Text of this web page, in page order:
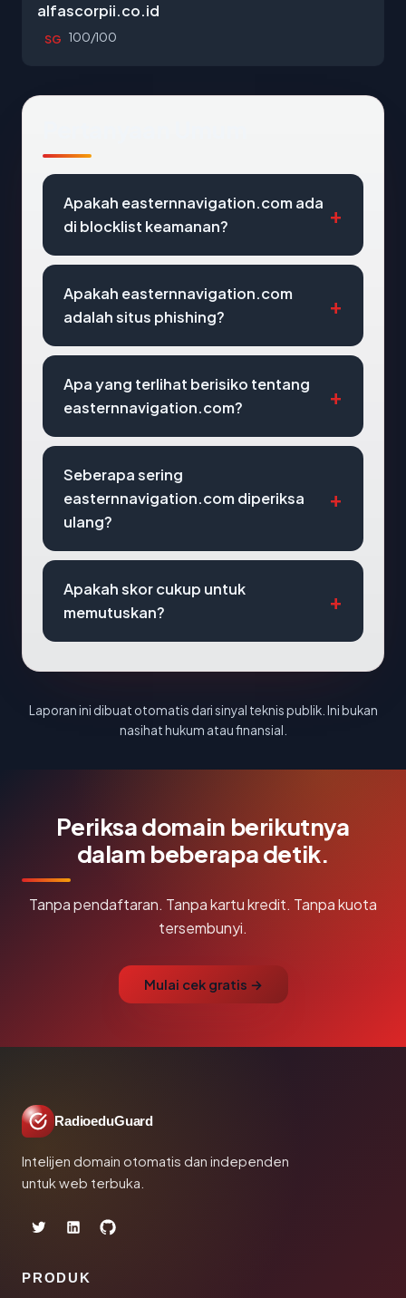
alfascorpii.co.id
SG 100/100
Apakah easternnavigation.com ada
di blocklist keamanan?
Apakah easternnavigation.com
adalah situs phishing?
Apa yang terlihat berisiko tentang
easternnavigation.com?
Seberapa sering
easternnavigation.com diperiksa
ulang?
Apakah skor cukup untuk
memutuskan?
Laporan ini dibuat otomatis dari sinyal teknis publik. Ini bukan
nasihat hukum atau finansial.
Periksa domain berikutnya
dalam beberapa detik.
Tanpa pendaftaran. Tanpa kartu kredit. Tanpa kuota
tersembunyi.
Mulai cek gratis →
RadioeduGuard
Intelijen domain otomatis dan independen
untuk web terbuka.
PRODUK